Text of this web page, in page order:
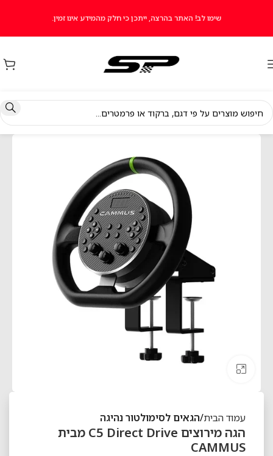
שימו לב! האתר בהרצה, ייתכן כי חלק מהמידע אינו זמין.
עמוד הבית הגאים לסימולטור נהיגה
הגה מירוצים C5 Direct Drive מבית
CAMMUS